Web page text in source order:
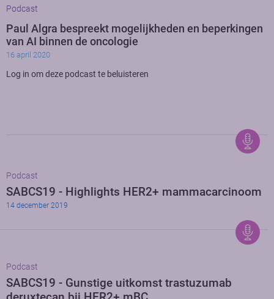
Podcast
Paul Algra bespreekt mogelijkheden en beperkingen
van AI binnen de oncologie
16 april 2020
Log in om deze podcast te beluisteren
Podcast
SABCS19 - Highlights HER2+ mammacarcinoom
14 december 2019
Podcast
SABCS19 - Gunstige uitkomst trastuzumab